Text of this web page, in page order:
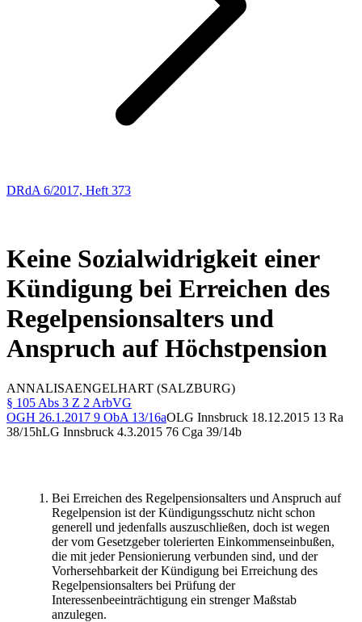
DRdA 6/2017, Heft 373
Keine Sozialwidrigkeit einer
Kündigung bei Erreichen des
Regelpensionsalters und
Anspruch auf Höchstpension
ANNALISAENGELHART (SALZBURG)
§ 105 Abs 3 Z 2 ArbVG
OGH 26.1.2017 9 ObA 13/16aOLG Innsbruck 18.12.2015 13 Ra
38/15hLG Innsbruck 4.3.2015 76 Cga 39/14b
Bei Erreichen des Regelpensionsalters und Anspruch auf
Regelpension ist der Kündigungsschutz nicht schon
generell und jedenfalls auszuschließen, doch ist wegen
der vom Gesetzgeber tolerierten Einkommenseinbußen,
die mit jeder Pensionierung verbunden sind, und der
Vorhersehbarkeit der Kündigung bei Erreichung des
Regelpensionsalters bei Prüfung der
Interessenbeeinträchtigung ein strenger Maßstab
anzulegen.